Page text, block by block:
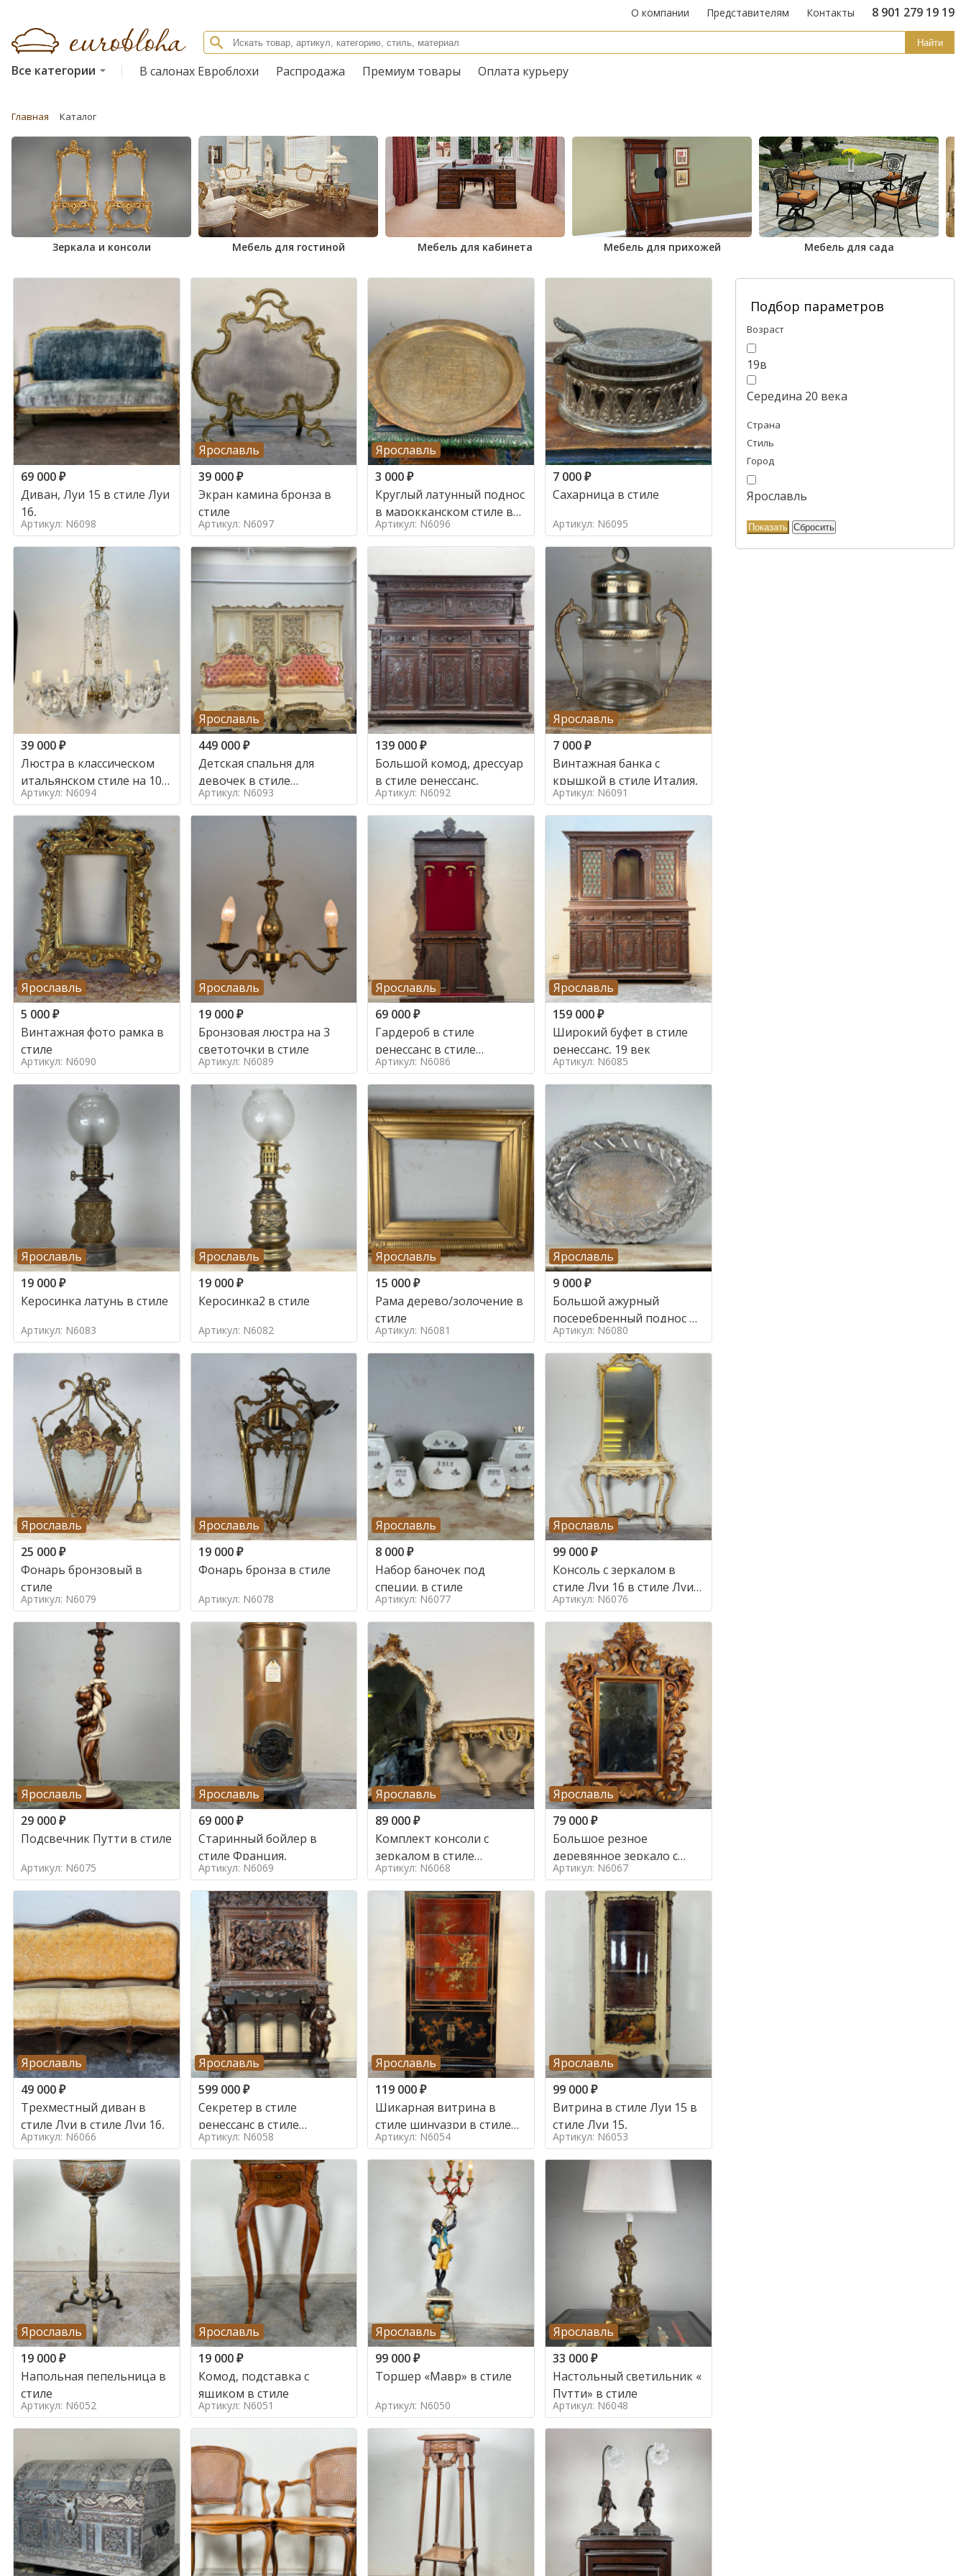
О компании Представителям Контакты 8 901 279 19 19
Найти
Все категории В салонах Евроблохи Распродажа Премиум товары Оплата курьеру
Главная Каталог
Зеркала и консоли Мебель для гостиной Мебель для кабинета Мебель для прихожей Мебель для сада
Подбор параметров
Возраст
19в
Середина 20 века
Страна
Стиль
Город
Ярославль
69 000₽
Диван, Луи 15 в стиле Луи
16,
Артикул: N6098
Ярославль
39 000₽
Экран камина бронза в
стиле
Артикул: N6097
Ярославль
3 000₽
Круглый латунный поднос
в марокканском стиле в
стиле
Артикул: N6096
7 000₽
Сахарница в стиле
Артикул: N6095
39 000₽
Люстра в классическом
итальянском стиле на 10
ламп. в стиле
Артикул: N6094
Ярославль
449 000₽
Детская спальня для
девочек в стиле
итальянского барокко в
стиле
Артикул: N6093
139 000₽
Большой комод, дрессуар
в стиле ренессанс,
Артикул: N6092
Ярославль
7 000₽
Винтажная банка с
крышкой в стиле Италия,
Артикул: N6091
Ярославль
5 000₽
Винтажная фото рамка в
стиле
Артикул: N6090
Ярославль
19 000₽
Бронзовая люстра на 3
светоточки в стиле
Артикул: N6089
Ярославль
69 000₽
Гардероб в стиле
ренессанс в стиле
ренессанс,
Артикул: N6086
Ярославль
159 000₽
Широкий буфет в стиле
ренессанс, 19 век
Артикул: N6085
Ярославль
19 000₽
Керосинка латунь в стиле
Артикул: N6083
Ярославль
19 000₽
Керосинка2 в стиле
Артикул: N6082
Ярославль
15 000₽
Рама дерево/золочение в
стиле
Артикул: N6081
Ярославль
9 000₽
Большой ажурный
посеребренный поднос в
стиле
Артикул: N6080
Ярославль
25 000₽
Фонарь бронзовый в
стиле
Артикул: N6079
Ярославль
19 000₽
Фонарь бронза в стиле
Артикул: N6078
Ярославль
8 000₽
Набор баночек под
специи. в стиле
Артикул: N6077
Ярославль
99 000₽
Консоль с зеркалом в
стиле Луи 16 в стиле Луи
16, Италия,
Артикул: N6076
Ярославль
29 000₽
Подсвечник Путти в стиле
Артикул: N6075
Ярославль
69 000₽
Старинный бойлер в
стиле Франция,
Артикул: N6069
Ярославль
89 000₽
Комплект консоли с
зеркалом в стиле
ренессанс,
Артикул: N6068
Ярославль
79 000₽
Большое резное
деревянное зеркало с
золочением в стиле
Артикул: N6067
Ярославль
49 000₽
Трехместный диван в
стиле Луи в стиле Луи 16,
Артикул: N6066
Ярославль
599 000₽
Секретер в стиле
ренессанс в стиле
ренессанс, 19 век
Артикул: N6058
Ярославль
119 000₽
Шикарная витрина в
стиле шинуазри в стиле
шинуазри,
Артикул: N6054
Ярославль
99 000₽
Витрина в стиле Луи 15 в
стиле Луи 15,
Артикул: N6053
Ярославль
19 000₽
Напольная пепельница в
стиле
Артикул: N6052
Ярославль
19 000₽
Комод, подставка с
ящиком в стиле
Артикул: N6051
Ярославль
99 000₽
Торшер «Мавр» в стиле
Артикул: N6050
Ярославль
33 000₽
Настольный светильник «
Путти» в стиле
Артикул: N6048